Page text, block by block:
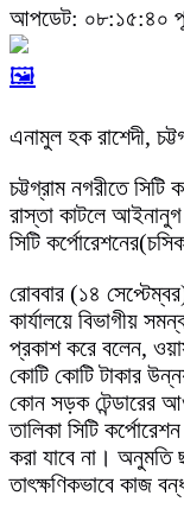
আপডেট: ০৮:১৫:৪০
🖼️
এনামুল হক রাশেদী,
চট্টগ্রাম নগরীতে সিটি
রাস্তা কাটলে আইনানুগ
সিটি
রোববার (১৪
কার্যালয়ে বিভাগীয়
প্রকাশ করে বলেন,
কোটি কোটি টাকার
কোন সড়ক টেন্ডারের
তালিকা সিটি
করা যাবে না। অনুমতি
তাৎক্ষণিকভাবে কাজ